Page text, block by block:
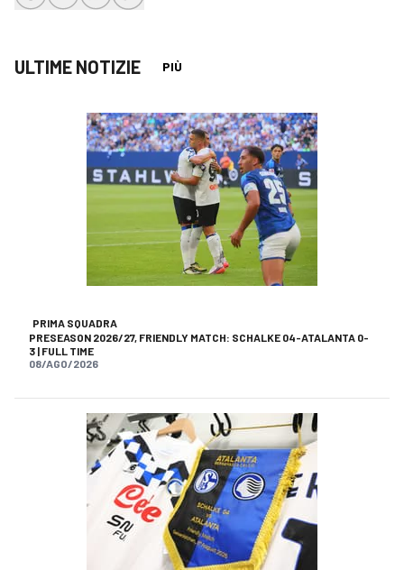
ULTIME NOTIZIE PIÙ
PRIMA SQUADRA
PRESEASON 2026/27, FRIENDLY MATCH: SCHALKE 04-ATALANTA 0-
3 | FULL TIME
08/AGO/2026